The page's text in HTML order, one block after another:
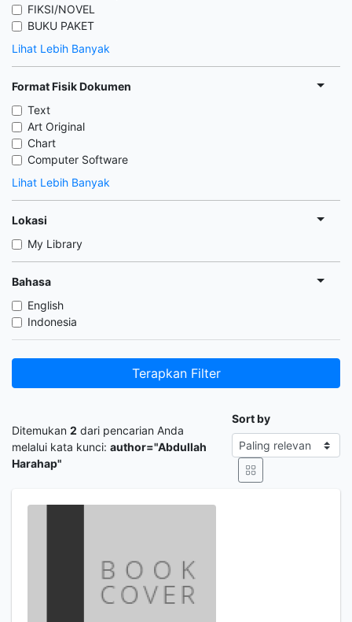
FIKSI/NOVEL
BUKU PAKET
Lihat Lebih Banyak
Format Fisik Dokumen
Text
Art Original
Chart
Computer Software
Lihat Lebih Banyak
Lokasi
My Library
Bahasa
English
Indonesia
Terapkan Filter
Ditemukan 2 dari pencarian Anda
melalui kata kunci: author="Abdullah
Harahap"
Sort by